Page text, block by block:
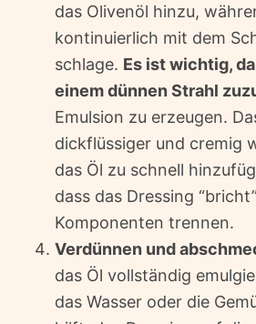
das Olivenöl hinzu,
kontinuierlich mit dem
schlage. Es ist wichtig,
einem dünnen Strahl
Emulsion zu erzeugen.
dickflüssiger und cremig
das Öl zu schnell
dass das Dressing
Komponenten trennen.
Verdünnen und
das Öl vollständig
das Wasser oder die